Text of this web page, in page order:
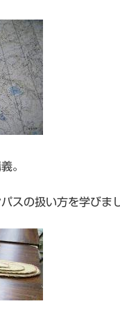
。
スの扱い方を学びま